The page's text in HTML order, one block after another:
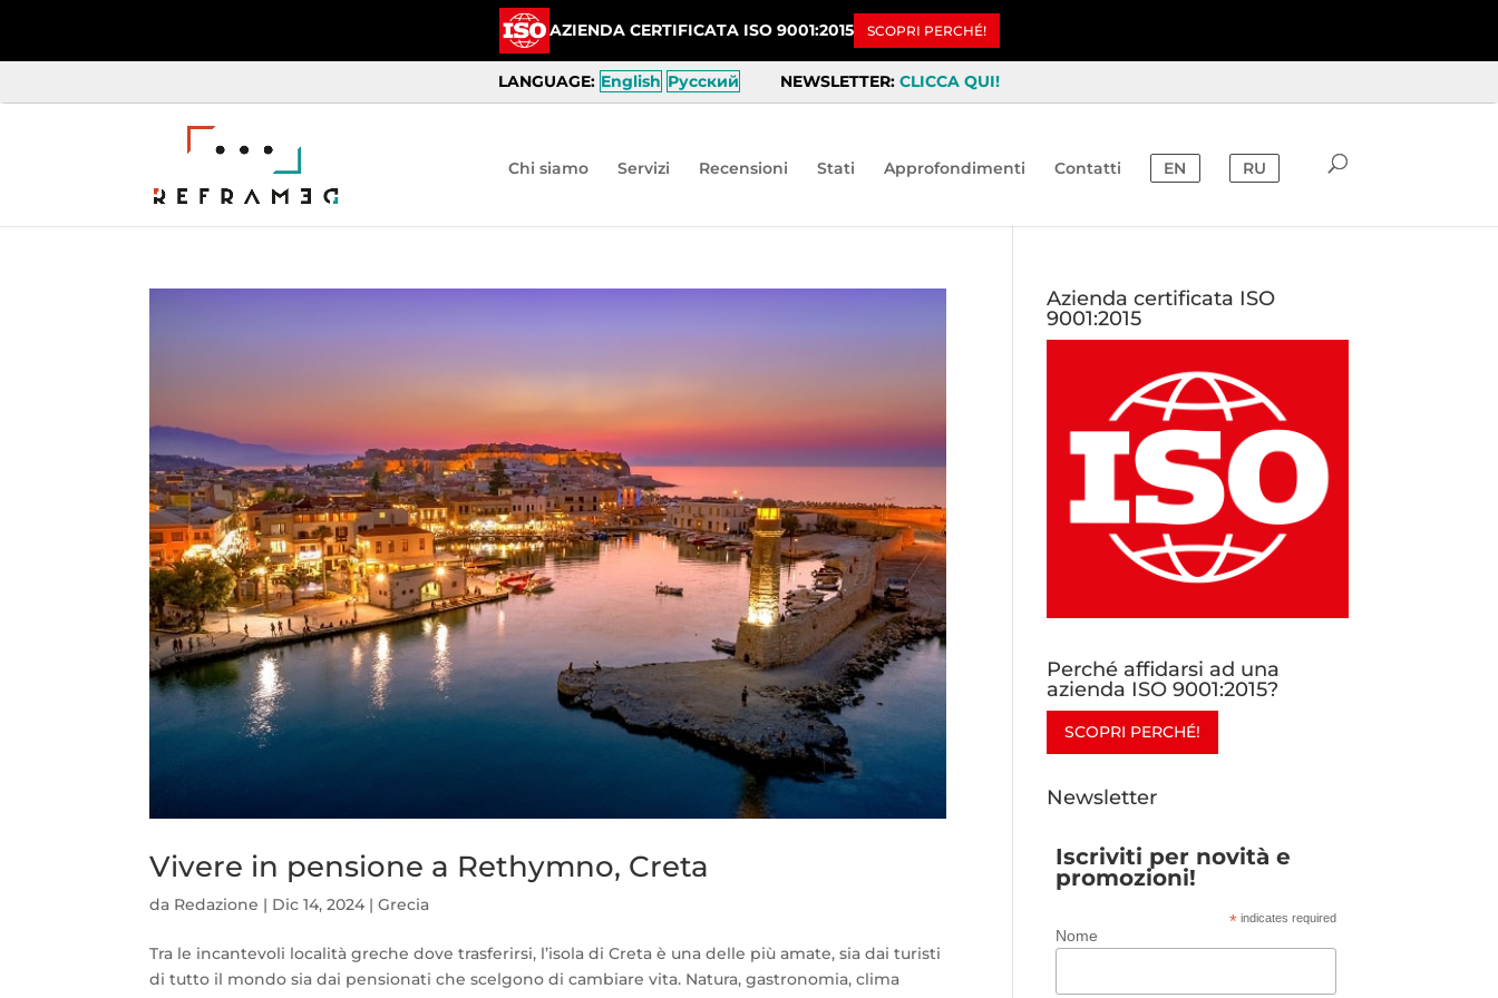
Chi siamo Servizi Recensioni Stati Approfondimenti Contatti EN RU
Vivere in pensione a Rethymno, Creta
da Redazione | Dic 14, 2024 |Grecia
Tra le incantevoli località greche dove trasferirsi, l’isola di Creta è una delle più amate, sia dai turisti
di tutto il mondo sia dai pensionati che scelgono di cambiare vita. Natura, gastronomia, clima
Azienda certificata ISO
9001:2015
Perché affidarsi ad una
azienda ISO 9001:2015?
SCOPRI PERCHÉ!
Newsletter
Iscriviti per novità e
promozioni!
* indicates required
Nome
AZIENDA CERTIFICATA ISO 9001:2015 SCOPRI PERCHÉ!
LANGUAGE: English Русский NEWSLETTER: CLICCA QUI!